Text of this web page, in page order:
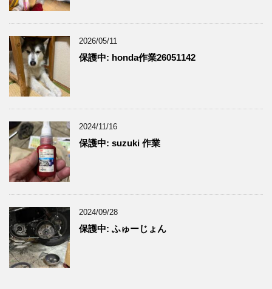
2026/05/11
保護中: honda作業26051142
2024/11/16
保護中: suzuki 作業
2024/09/28
保護中: ふゅーじょん